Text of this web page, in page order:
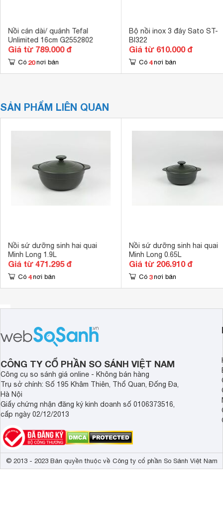
Nồi cán dài/ quánh Tefal
Unlimited 16cm G2552802
Giá từ 789.000 đ
Có 20 nơi bán
Bộ nồi inox 3 đáy Sato ST-
BI322
Giá từ 610.000 đ
Có 4 nơi bán
SẢN PHẨM LIÊN QUAN
Nồi sứ dưỡng sinh hai quai
Minh Long 1.9L
Giá từ 471.295 đ
Có 4 nơi bán
Nồi sứ dưỡng sinh hai quai
Minh Long 0.65L
Giá từ 206.910 đ
Có 3 nơi bán
CÔNG TY CỔ PHẦN SO SÁNH VIỆT NAM
Công cụ so sánh giá online - Không bán hàng
Trụ sở chính: Số 195 Khâm Thiên, Thổ Quan, Đống Đa,
Hà Nội
Giấy chứng nhận đăng ký kinh doanh số 0106373516,
cấp ngày 02/12/2013
© 2013 - 2023 Bản quyền thuộc về Công ty cổ phần So Sánh Việt Nam